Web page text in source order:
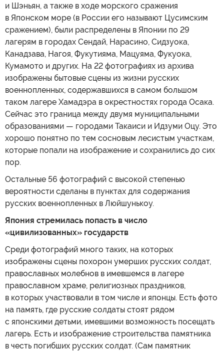
и Шэньян, а также в ходе морского сражения
в Японском море (в России его называют Цусимским
сражением), были распределены в Японии по 29
лагерям в городах Сендай, Нарасино, Сидзуока,
Канадзава, Нагоя, Фукутияма, Мацуяма, Фукуока,
Кумамото и других. На 22 фотографиях из архива
изображены бытовые сцены из жизни русских
военнопленных, содержавшихся в самом большом
таком лагере Хамадэра в окрестностях города Осака.
Сейчас это граница между двумя муниципальными
образованиями — городами Такаиси и Идзуми Оцу. Это
хорошо понятно по тем сосновым лесистым участкам,
которые попали на изображение и сохранились до сих
пор.
Остальные 56 фотографий с высокой степенью
вероятности сделаны в пунктах для содержания
русских военнопленных в Люйшунькоу.
Япония стремилась попасть в число
«цивилизованных» государств
Среди фотографий много таких, на которых
изображены сцены похорон умерших русских солдат,
православных молебнов в имевшемся в лагере
православном храме, религиозных праздников,
в которых участвовали в том числе и японцы. Есть фото
на память, где русские солдаты стоят рядом
с японскими детьми, имевшими возможность посещать
лагерь. Есть и изображение строительства памятника
в честь погибших русских солдат. (Сам памятник